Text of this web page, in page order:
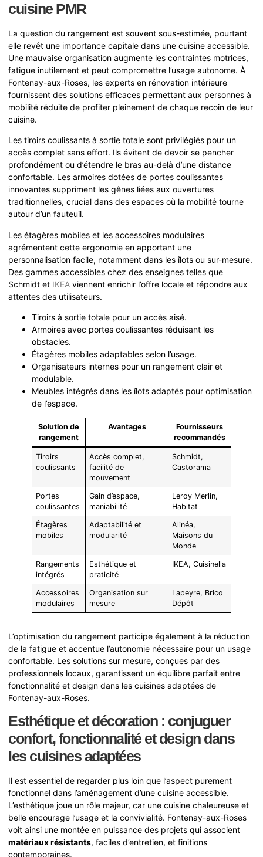
cuisine PMR
La question du rangement est souvent sous-estimée, pourtant
elle revêt une importance capitale dans une cuisine accessible.
Une mauvaise organisation augmente les contraintes motrices,
fatigue inutilement et peut compromettre l’usage autonome. À
Fontenay-aux-Roses, les experts en rénovation intérieure
fournissent des solutions efficaces permettant aux personnes à
mobilité réduite de profiter pleinement de chaque recoin de leur
cuisine.
Les tiroirs coulissants à sortie totale sont privilégiés pour un
accès complet sans effort. Ils évitent de devoir se pencher
profondément ou d’étendre le bras au-delà d’une distance
confortable. Les armoires dotées de portes coulissantes
innovantes suppriment les gênes liées aux ouvertures
traditionnelles, crucial dans des espaces où la mobilité tourne
autour d’un fauteuil.
Les étagères mobiles et les accessoires modulaires
agrémentent cette ergonomie en apportant une
personnalisation facile, notamment dans les îlots ou sur-mesure.
Des gammes accessibles chez des enseignes telles que
Schmidt et IKEA viennent enrichir l’offre locale et répondre aux
attentes des utilisateurs.
Tiroirs à sortie totale pour un accès aisé.
Armoires avec portes coulissantes réduisant les
obstacles.
Étagères mobiles adaptables selon l’usage.
Organisateurs internes pour un rangement clair et
modulable.
Meubles intégrés dans les îlots adaptés pour optimisation
de l’espace.
Solution de
rangement
Avantages
Fournisseurs
recommandés
Tiroirs
coulissants
Accès complet,
facilité de
mouvement
Schmidt,
Castorama
Portes
coulissantes
Gain d’espace,
maniabilité
Leroy Merlin,
Habitat
Étagères
mobiles
Adaptabilité et
modularité
Alinéa,
Maisons du
Monde
Rangements
intégrés
Esthétique et
praticité
IKEA, Cuisinella
Accessoires
modulaires
Organisation sur
mesure
Lapeyre, Brico
Dépôt
L’optimisation du rangement participe également à la réduction
de la fatigue et accentue l’autonomie nécessaire pour un usage
confortable. Les solutions sur mesure, conçues par des
professionnels locaux, garantissent un équilibre parfait entre
fonctionnalité et design dans les cuisines adaptées de
Fontenay-aux-Roses.
Esthétique et décoration : conjuguer
confort, fonctionnalité et design dans
les cuisines adaptées
Il est essentiel de regarder plus loin que l’aspect purement
fonctionnel dans l’aménagement d’une cuisine accessible.
L’esthétique joue un rôle majeur, car une cuisine chaleureuse et
belle encourage l’usage et la convivialité. Fontenay-aux-Roses
voit ainsi une montée en puissance des projets qui associent
matériaux résistants, faciles d’entretien, et finitions
contemporaines.